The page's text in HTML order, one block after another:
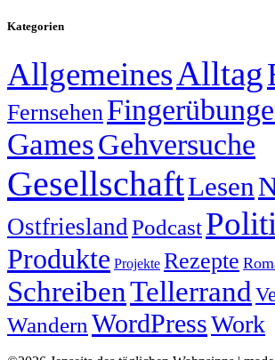
Kategorien
AllgemeinesAlltag
Fernsehen
GamesGehversuche
GesellschaftLesen
OstfrieslandPodcast
Produkte Projekte Rezepte
SchreibenTellerrand
Wandern WordPressWork